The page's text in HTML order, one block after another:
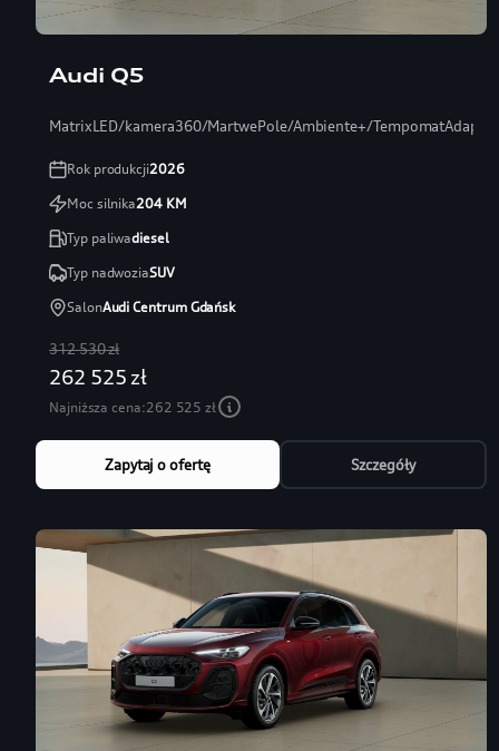
Audi Q5
MatrixLED/kamera360/MartwePole/Ambiente+/
Rok produkcji2026
Moc silnika204KM
Typ paliwadiesel
Typ nadwoziaSUV
SalonAudi Centrum Gdańsk
312 530 zł
262 525 zł
Najniższa cena:262 525 zł
Zapytaj o ofertę Szczegóły